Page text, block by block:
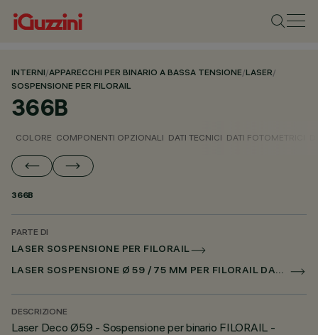
INTERNI/APPARECCHI PER BINARIO A BASSA TENSIONE/LASER/
SOSPENSIONE PER FILORAIL
366B
COLORE COMPONENTI OPZIONALI DATI TECNICI DATI FOTOMETRICI
366B
PARTE DI
LASER SOSPENSIONE PER FILORAIL
LASER SOSPENSIONE Ø 59 / 75 MM PER FILORAIL DALI POWERLINE
DESCRIZIONE
Laser Deco Ø59 - Sospensione per binario FILORAIL -